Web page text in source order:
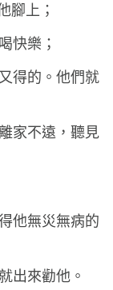
腳上；
快樂；
得的。他們就
家不遠，聽見
他無災無病的
出來勸他。